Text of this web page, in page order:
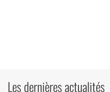
Les dernières actualités